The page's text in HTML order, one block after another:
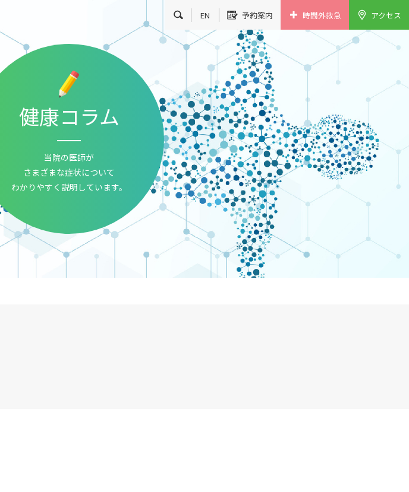
EN 予約案内 時間外救急 アクセス
健康コラム
当院の医師が
さまざまな症状について
わかりやすく説明しています。